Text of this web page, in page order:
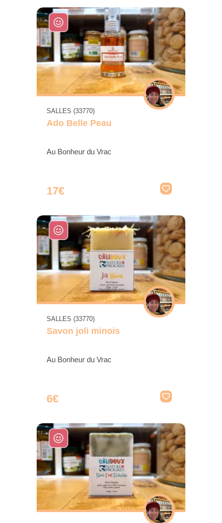
SALLES (33770)
Ado Belle Peau
Au Bonheur du Vrac
17€
SALLES (33770)
Savon joli minois
Au Bonheur du Vrac
6€